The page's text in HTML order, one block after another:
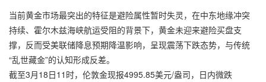
当前黄金市场最突出的特征是避险属性暂时失灵，在中东地缘冲突
持续、霍尔木兹海峡航运受阻的背景下，黄金未迎来避险买盘支
撑，反而受美联储降息预期降温影响，呈现震荡下跌态势，与传统
“乱世藏金”的认知形成反差。
截至3月18日11时，伦敦金现报4995.85美元/盎司，日内微跌